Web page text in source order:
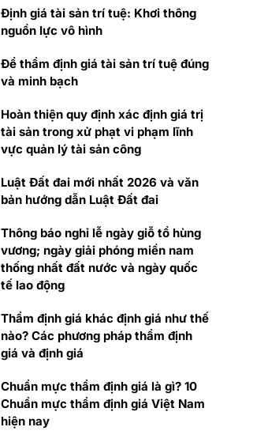
Định giá tài sản trí tuệ: Khơi thông
nguồn lực vô hình
Để thẩm định giá tài sản trí tuệ đúng
và minh bạch
Hoàn thiện quy định xác định giá trị
tài sản trong xử phạt vi phạm lĩnh
vực quản lý tài sản công
Luật Đất đai mới nhất 2026 và văn
bản hướng dẫn Luật Đất đai
Thông báo nghỉ lễ ngày giỗ tổ hùng
vương; ngày giải phóng miền nam
thống nhất đất nước và ngày quốc
tế lao động
Thẩm định giá khác định giá như thế
nào? Các phương pháp thẩm định
giá và định giá
Chuẩn mực thẩm định giá là gì? 10
Chuẩn mực thẩm định giá Việt Nam
hiện nay